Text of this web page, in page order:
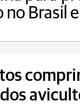
no Brasil